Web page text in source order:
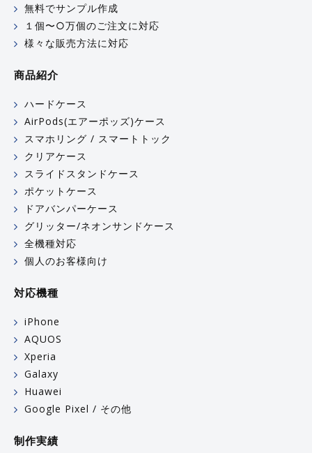
無料でサンプル作成
１個〜○万個のご注文に対応
様々な販売方法に対応
商品紹介
ハードケース
AirPods(エアーポッズ)ケース
スマホリング / スマートトック
クリアケース
スライドスタンドケース
ポケットケース
ドアバンパーケース
グリッター/ネオンサンドケース
全機種対応
個人のお客様向け
対応機種
iPhone
AQUOS
Xperia
Galaxy
Huawei
Google Pixel / その他
制作実績